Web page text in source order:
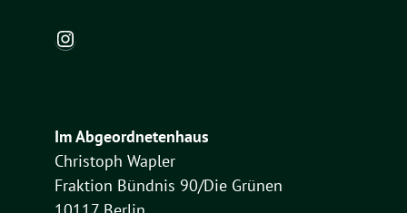
Instagram
Im Abgeordnetenhaus
Christoph Wapler
Fraktion Bündnis 90/Die Grünen